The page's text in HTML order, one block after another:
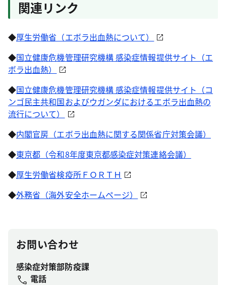
関連リンク
◆厚生労働省（エボラ出血熱について）
◆国立健康危機管理研究機構 感染症情報提供サイト（エ
ボラ出血熱）
◆国立健康危機管理研究機構 感染症情報提供サイト（コ
ンゴ民主共和国およびウガンダにおけるエボラ出血熱の
流行について）
◆内閣官房（エボラ出血熱に関する関係省庁対策会議）
◆東京都（令和8年度東京都感染症対策連絡会議）
◆厚生労働省検疫所ＦＯＲＴＨ
◆外務省（海外安全ホームページ）
お問い合わせ
感染症対策部防疫課
電話